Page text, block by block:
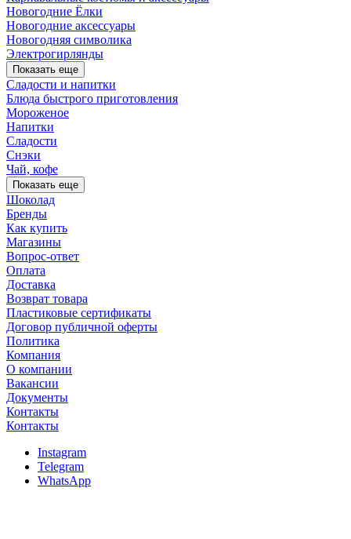
Новогодние Ёлки
Новогодние аксессуары
Новогодняя символика
Электрогирлянды
Показать еще
Сладости и напитки
Блюда быстрого приготовления
Мороженое
Напитки
Сладости
Снэки
Чай, кофе
Показать еще
Шоколад
Бренды
Как купить
Магазины
Вопрос-ответ
Оплата
Доставка
Возврат товара
Пластиковые сертификаты
Договор публичной оферты
Политика
Компания
О компании
Вакансии
Документы
Контакты
Контакты
Instagram
Telegram
WhatsApp